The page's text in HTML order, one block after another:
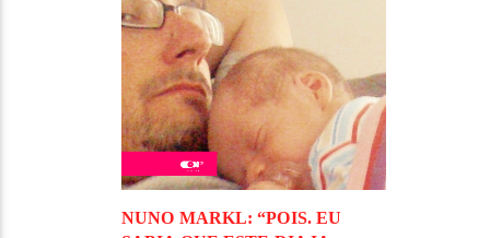
NUNO MARKL: “POIS. EU